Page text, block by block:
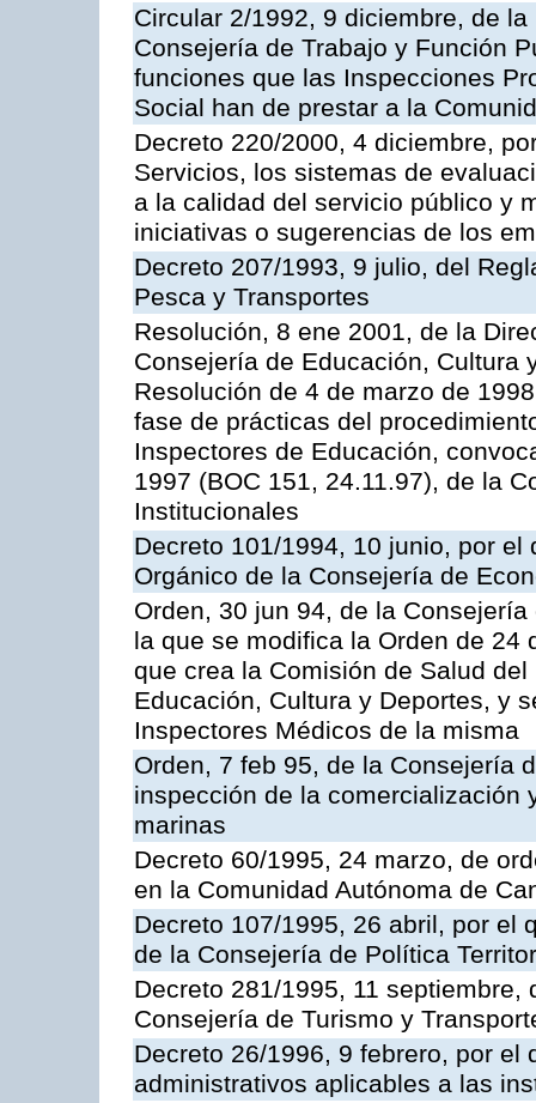
Circular 2/1992, 9 diciembre, de
Consejería de Trabajo y Función
funciones que las Inspecciones
Social han de prestar a la
Decreto 220/2000, 4 diciembre,
Servicios, los sistemas de
a la calidad del servicio público y
iniciativas o sugerencias de los
Decreto 207/1993, 9 julio, del
Pesca y Transportes
Resolución, 8 ene 2001, de la
Consejería de Educación, Cultura
Resolución de 4 de marzo de
fase de prácticas del
Inspectores de Educación,
1997 (BOC 151, 24.11.97), de la
Institucionales
Decreto 101/1994, 10 junio, por
Orgánico de la Consejería de
Orden, 30 jun 94, de la
la que se modifica la Orden de 24
que crea la Comisión de Salud
Educación, Cultura y Deportes, y
Inspectores Médicos de la misma
Orden, 7 feb 95, de la Consejería
inspección de la comercialización
marinas
Decreto 60/1995, 24 marzo, de
en la Comunidad Autónoma de
Decreto 107/1995, 26 abril, por el
de la Consejería de Política
Decreto 281/1995, 11
Consejería de Turismo y
Decreto 26/1996, 9 febrero, por
administrativos aplicables a las